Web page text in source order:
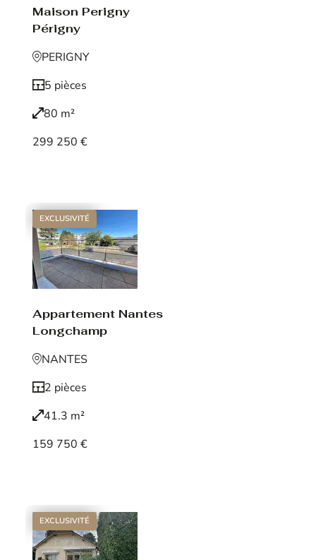
Maison Perigny
Périgny
PERIGNY
5 pièces
80 m²
299 250 €
EXCLUSIVITÉ
Appartement Nantes
Longchamp
NANTES
2 pièces
41.3 m²
159 750 €
EXCLUSIVITÉ